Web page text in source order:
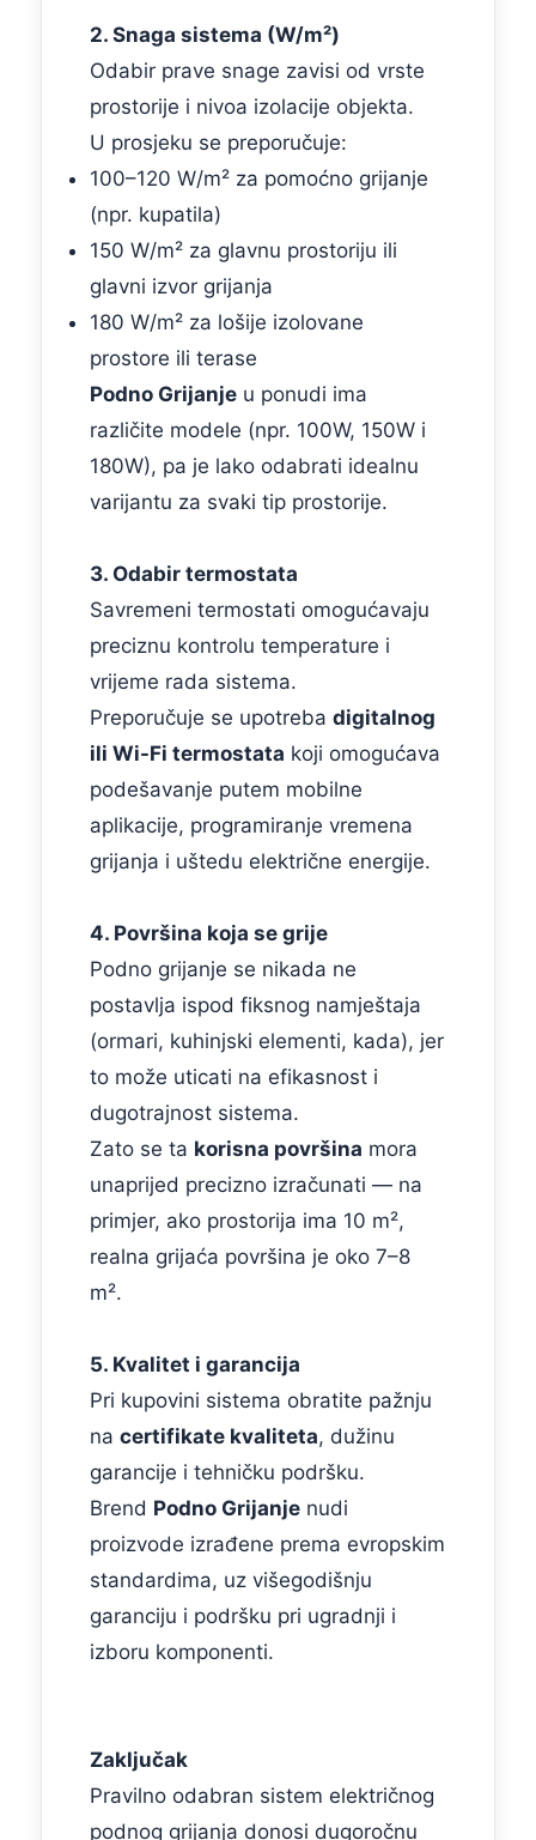
2. Snaga sistema (W/m²)
Odabir prave snage zavisi od vrste
prostorije i nivoa izolacije objekta.
U prosjeku se preporučuje:
100–120 W/m² za pomoćno grijanje
(npr. kupatila)
150 W/m² za glavnu prostoriju ili
glavni izvor grijanja
180 W/m² za lošije izolovane
prostore ili terase
Podno Grijanje u ponudi ima
različite modele (npr. 100W, 150W i
180W), pa je lako odabrati idealnu
varijantu za svaki tip prostorije.
3. Odabir termostata
Savremeni termostati omogućavaju
preciznu kontrolu temperature i
vrijeme rada sistema.
Preporučuje se upotreba digitalnog
ili Wi-Fi termostata koji omogućava
podešavanje putem mobilne
aplikacije, programiranje vremena
grijanja i uštedu električne energije.
4. Površina koja se grije
Podno grijanje se nikada ne
postavlja ispod fiksnog namještaja
(ormari, kuhinjski elementi, kada), jer
to može uticati na efikasnost i
dugotrajnost sistema.
Zato se ta korisna površina mora
unaprijed precizno izračunati — na
primjer, ako prostorija ima 10 m²,
realna grijaća površina je oko 7–8
m².
5. Kvalitet i garancija
Pri kupovini sistema obratite pažnju
na certifikate kvaliteta, dužinu
garancije i tehničku podršku.
Brend Podno Grijanje nudi
proizvode izrađene prema evropskim
standardima, uz višegodišnju
garanciju i podršku pri ugradnji i
izboru komponenti.
Zaključak
Pravilno odabran sistem električnog
podnog grijanja donosi dugoročnu